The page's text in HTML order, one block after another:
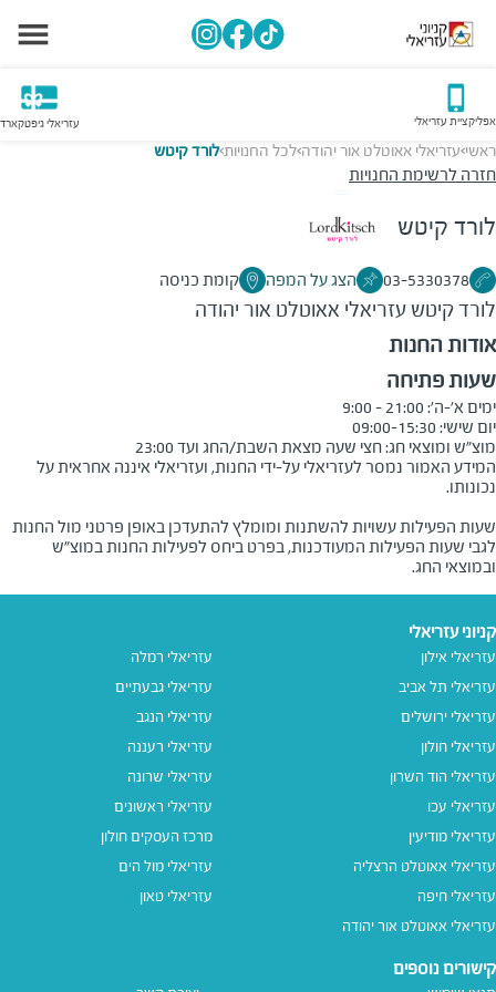
אפליקציית עזריאלי עזריאלי גיפטקארד
ראשי>עזריאלי אאוטלט אור יהודה>לכל החנויות>לורד קיטש
חזרה לרשימת החנויות
לורד קיטש
03-5330378 הצג על המפה קומת כניסה
לורד קיטש עזריאלי אאוטלט אור יהודה
אודות החנות
שעות פתיחה
מוצ"ש ומוצאי חג: חצי שעה מצאת השבת/החג ועד 23:00
המידע האמור נמסר לעזריאלי על-ידי החנות, ועזריאלי איננה אחראית על
שעות הפעילות עשויות להשתנות ומומלץ להתעדכן באופן פרטני מול החנות
לגבי שעות הפעילות המעודכנות, בפרט ביחס לפעילות החנות במוצ"ש
ובמוצאי החג.
קניוני עזריאלי
עזריאלי אילון
עזריאלי תל אביב
עזריאלי ירושלים
עזריאלי חולון
עזריאלי הוד השרון
עזריאלי עכו
עזריאלי מודיעין
עזריאלי אאוטלט הרצליה
עזריאלי חיפה
עזריאלי אאוטלט אור יהודה
עזריאלי רמלה
עזריאלי גבעתיים
עזריאלי הנגב
עזריאלי רעננה
עזריאלי שרונה
עזריאלי ראשונים
מרכז העסקים חולון
עזריאלי מול הים
עזריאלי טאון
קישורים נוספים